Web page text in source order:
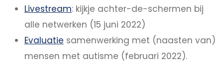
Livestream: kijkje achter-de-schermen bij
alle netwerken (15 juni 2022)
Evaluatie samenwerking met (naasten van)
mensen met autisme (februari 2022).